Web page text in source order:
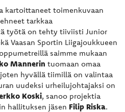
kartoittaneet toimenkuvaan
tarkkaa
työtä on tehty tiiviisti Junior
Vaasan Sportin Liigajoukkueen
saimme mukaan
Mannerin tuomaan omaa
hyvällä tiimillä on valintaa
uudeksi urheilujohtajaksi on
Koski, sanoo projektia
hallituksen jäsen Filip Riska.